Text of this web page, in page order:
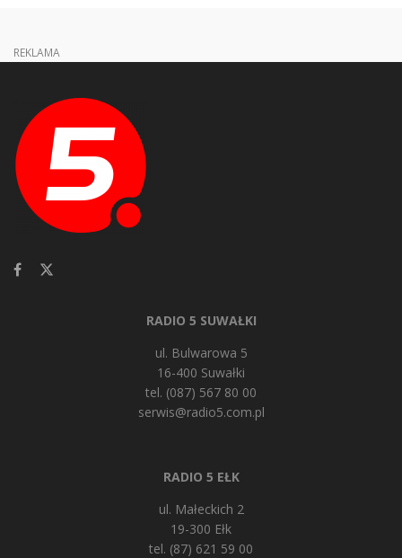
REKLAMA
RADIO 5 SUWAŁKI
ul. Bulwarowa 5
16-400 Suwałki
tel. (087) 567 80 00
serwis@radio5.com.pl
RADIO 5 EŁK
ul. Małeckich 2
19-300 Ełk
tel. (87) 621 59 00